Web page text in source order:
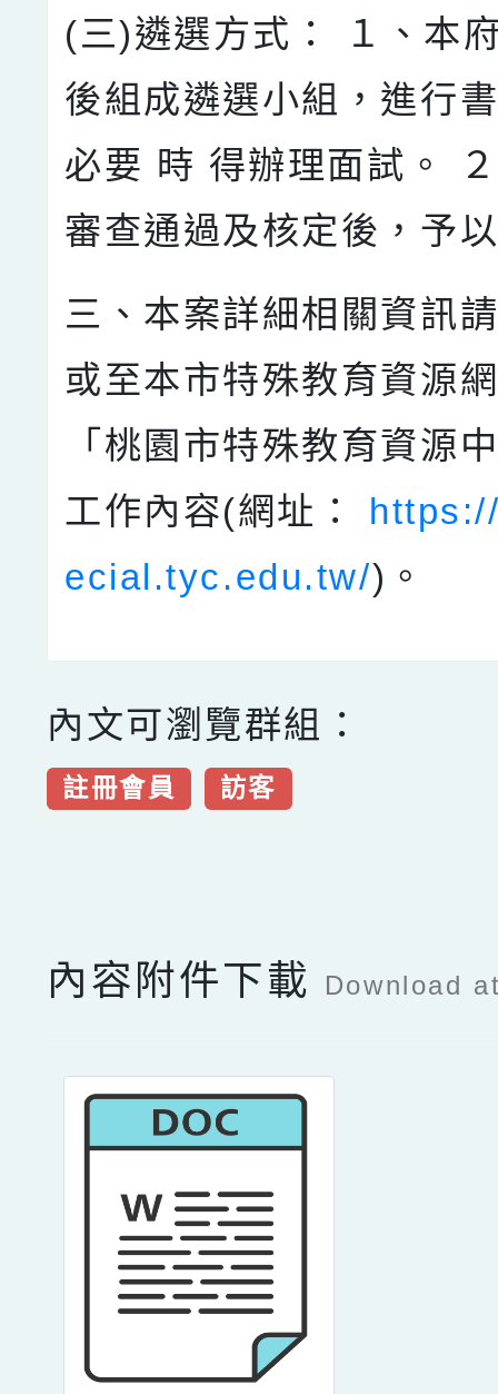
(三)遴選方式： １、本
後組成遴選小組，進行
必要 時 得辦理面試。
審查通過及核定後，予
三、本案詳細相關資訊
或至本市特殊教育資源
「桃園市特殊教育資源
工作內容(網址：
ecial.tyc.edu.tw/)。
內文可瀏覽群組：
註冊會員 訪客
內容附件下載 Download